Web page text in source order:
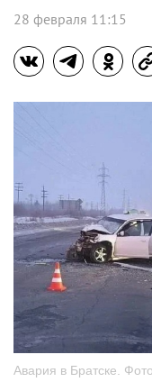
28 февраля 11:15
Авария в Братске.